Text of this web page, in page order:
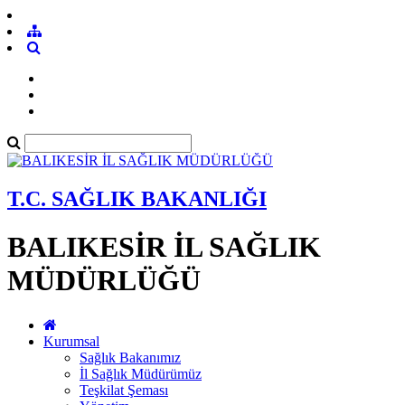
T.C. SAĞLIK BAKANLIĞI
BALIKESİR İL SAĞLIK
MÜDÜRLÜĞÜ
Kurumsal
Sağlık Bakanımız
İl Sağlık Müdürümüz
Teşkilat Şeması